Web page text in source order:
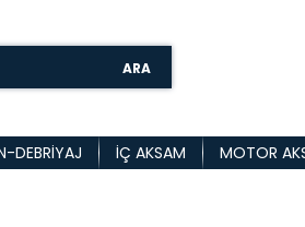
ARA
DEBRIYAJ İÇ AKSAM MOTOR